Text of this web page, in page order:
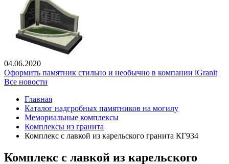
04.06.2020
Оформить памятник стильно и необычно в компании iGranit
Все новости
Главная
Каталог надгробных памятников на могилу
Мемориальные комплексы
Комплексы из гранита
Комплекс с лавкой из карельского гранита КГ934
Комплекс с лавкой из карельского